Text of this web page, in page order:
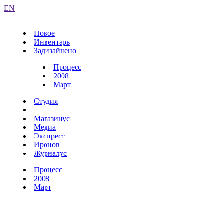
EN
Новое
Инвентарь
Задизайнено
Процесс
2008
Март
Студия
Магазинус
Медиа
Экспресс
Иронов
Журналус
Процесс
2008
Март